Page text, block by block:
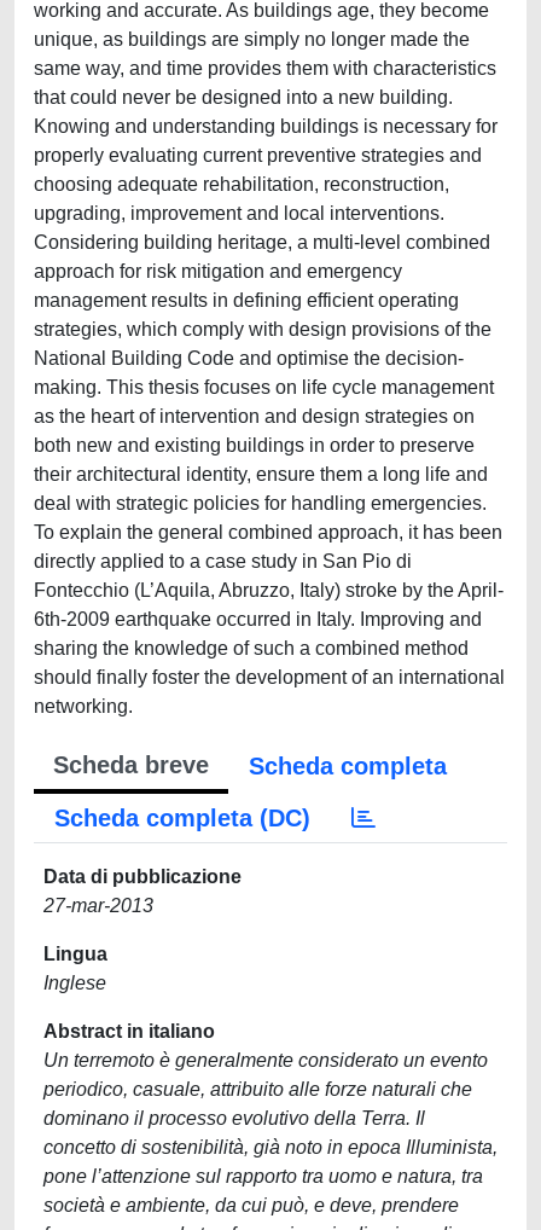
working and accurate. As buildings age, they become
unique, as buildings are simply no longer made the
same way, and time provides them with characteristics
that could never be designed into a new building.
Knowing and understanding buildings is necessary for
properly evaluating current preventive strategies and
choosing adequate rehabilitation, reconstruction,
upgrading, improvement and local interventions.
Considering building heritage, a multi-level combined
approach for risk mitigation and emergency
management results in defining efficient operating
strategies, which comply with design provisions of the
National Building Code and optimise the decision-
making. This thesis focuses on life cycle management
as the heart of intervention and design strategies on
both new and existing buildings in order to preserve
their architectural identity, ensure them a long life and
deal with strategic policies for handling emergencies.
To explain the general combined approach, it has been
directly applied to a case study in San Pio di
Fontecchio (L’Aquila, Abruzzo, Italy) stroke by the April-
6th-2009 earthquake occurred in Italy. Improving and
sharing the knowledge of such a combined method
should finally foster the development of an international
networking.
Scheda breve
Scheda completa
Scheda completa (DC)
Data di pubblicazione
27-mar-2013
Lingua
Inglese
Abstract in italiano
Un terremoto è generalmente considerato un evento
periodico, casuale, attribuito alle forze naturali che
dominano il processo evolutivo della Terra. Il
concetto di sostenibilità, già noto in epoca Illuminista,
pone l’attenzione sul rapporto tra uomo e natura, tra
società e ambiente, da cui può, e deve, prendere